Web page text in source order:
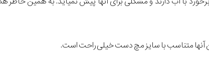
آنها متناسب با سایز مچ دست خیلی راحت است.